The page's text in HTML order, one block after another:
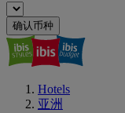
确认币种
Hotels
亚洲